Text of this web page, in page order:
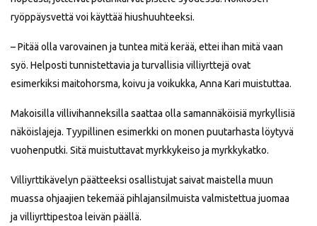
ryöppäysvettä voi käyttää hiushuuhteeksi.
– Pitää olla varovainen ja tuntea mitä kerää, ettei ihan mitä vaan
syö. Helposti tunnistettavia ja turvallisia villiyrttejä ovat
esimerkiksi maitohorsma, koivu ja voikukka, Anna Kari muistuttaa.
Makoisilla villivihanneksilla saattaa olla samannäköisiä myrkyllisiä
näköislajeja. Tyypillinen esimerkki on monen puutarhasta löytyvä
vuohenputki. Sitä muistuttavat myrkkykeiso ja myrkkykatko.
Villiyrttikävelyn päätteeksi osallistujat saivat maistella muun
muassa ohjaajien tekemää pihlajansilmuista valmistettua juomaa
ja villiyrttipestoa leivän päällä.